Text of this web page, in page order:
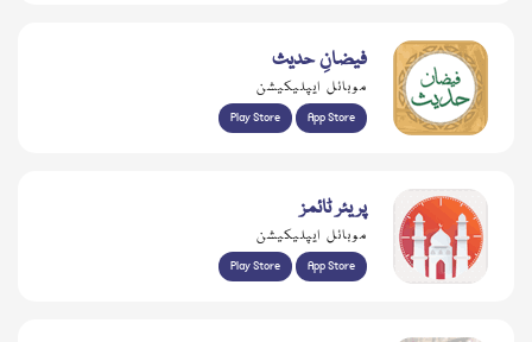
فیضانِ حدیث
موبائل ایپلیکیشن
Play Store App Store
پریئر ٹائمز
موبائل ایپلیکیشن
Play Store App Store